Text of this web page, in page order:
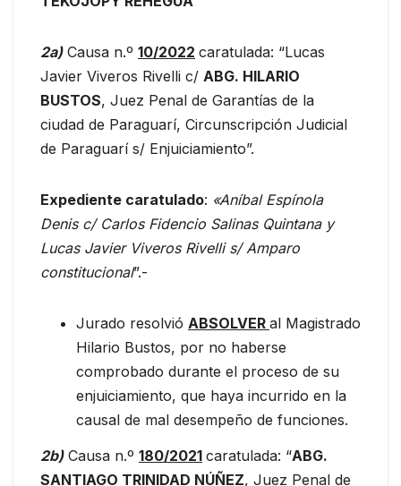
2a)Causa n.º 10/2022 caratulada: “Lucas
Javier Viveros Rivelli c/ ABG. HILARIO
BUSTOS, Juez Penal de Garantías de la
ciudad de Paraguarí, Circunscripción Judicial
de Paraguarí s/ Enjuiciamiento”.
Expediente caratulado: «Aníbal Espínola
Denis c/ Carlos Fidencio Salinas Quintana y
Lucas Javier Viveros Rivelli s/ Amparo
constitucional”.-
Jurado resolvió ABSOLVER al Magistrado
Hilario Bustos, por no haberse
comprobado durante el proceso de su
enjuiciamiento, que haya incurrido en la
causal de mal desempeño de funciones.
2b)Causa n.º 180/2021 caratulada: “ABG.
SANTIAGO TRINIDAD NÚÑEZ, Juez Penal de